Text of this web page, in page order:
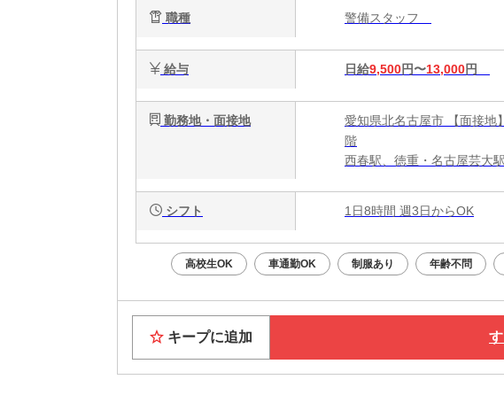
職種 警備スタッフ
給与 日給9,500円〜13,000円
勤務地・面接地
愛知県北名古屋市 【面接地
階
西春駅、徳重・名古屋芸大
シフト 1日8時間 週3日からOK
高校生OK 車通勤OK 制服あり 年齢不問
キープに追加